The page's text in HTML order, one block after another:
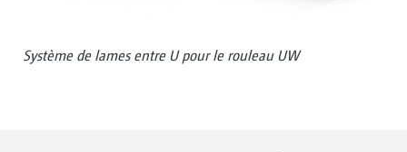
Système de lames entre U pour le rouleau UW